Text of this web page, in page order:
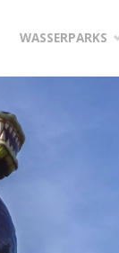
WASSERPARKS